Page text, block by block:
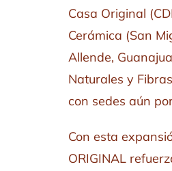
Casa Original
Cerámica (San
Allende,
Naturales y
con sedes aún
Con esta
ORIGINAL